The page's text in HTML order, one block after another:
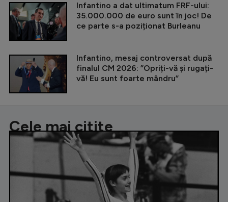
Infantino a dat ultimatum FRF-ului:
35.000.000 de euro sunt în joc! De
ce parte s-a poziționat Burleanu
Infantino, mesaj controversat după
finalul CM 2026: ”Opriți-vă și rugați-
vă! Eu sunt foarte mândru”
Cele mai citite